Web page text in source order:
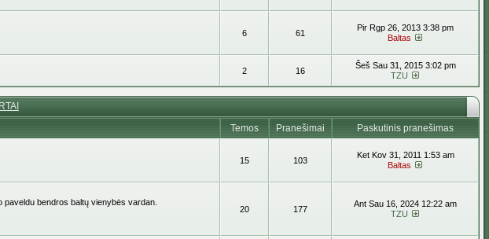
6 61
Pir Rgp 26, 2013 3:38 pm
Baltas
2 16
Šeš Sau 31, 2015 3:02 pm
TZU
Temos Pranešimai
Paskutinis pranešimas
15 103
Ket Kov 31, 2011 1:53 am
Baltas
bendros baltų vienybės vardan.
20 177
Ant Sau 16, 2024 12:22 am
TZU